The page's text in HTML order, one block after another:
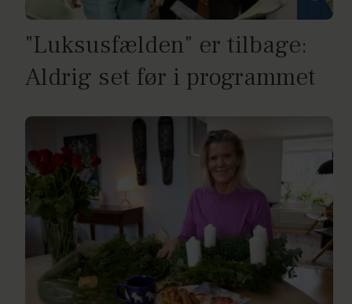
"Luksusfælden" er tilbage:
Aldrig set før i programmet